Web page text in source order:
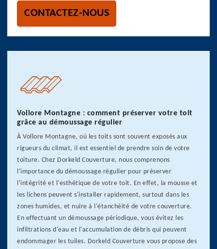
CONTACTEZ-NOUS
Vollore Montagne : comment préserver votre toit
grâce au démoussage régulier
À Vollore Montagne, où les toits sont souvent exposés aux
rigueurs du climat, il est essentiel de prendre soin de votre
toiture. Chez Dorkeld Couverture, nous comprenons
l'importance du démoussage régulier pour préserver
l'intégrité et l'esthétique de votre toit. En effet, la mousse et
les lichens peuvent s'installer rapidement, surtout dans les
zones humides, et nuire à l'étanchéité de votre couverture.
En effectuant un démoussage périodique, vous évitez les
infiltrations d'eau et l'accumulation de débris qui peuvent
endommager les tuiles. Dorkeld Couverture vous propose des